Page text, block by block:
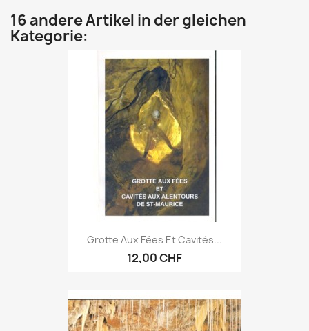
16 andere Artikel in der gleichen
Kategorie:
Grotte Aux Fées Et Cavités...
12,00 CHF